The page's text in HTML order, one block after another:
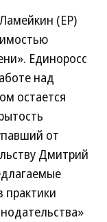
(ЕР)
Единоросс
над
остается
от
Дмитрий